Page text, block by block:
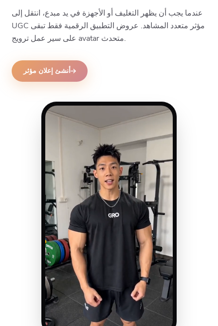
عندما يجب أن يظهر التغليف أو الأجهزة في يد مبدع، انتقل إلى
UGC مؤثر متعدد المشاهد. عروض التطبيق الرقمية فقط تبقى
على سير عمل ترويج avatar متحدث.
أنشئ إعلان مؤثر